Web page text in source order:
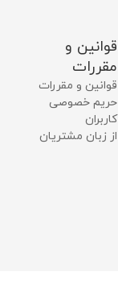
قوانین و
مقررات
قوانین و مقررات
حریم خصوصی
کاربران
از زبان مشتریان